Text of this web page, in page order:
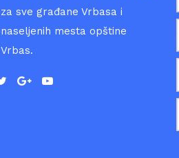
za sve građane Vrbasa i
naseljenih mesta opštine
Vrbas.